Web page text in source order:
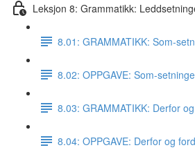
Leksjon 8: Grammatikk:
8.01: GRAMMATIKK: Som-
8.02: OPPGAVE: Som-
8.03: GRAMMATIKK: Derfor
8.04: OPPGAVE: Derfor og